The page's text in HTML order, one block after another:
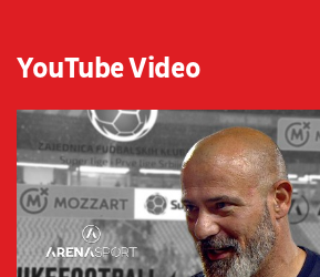
YouTube Video